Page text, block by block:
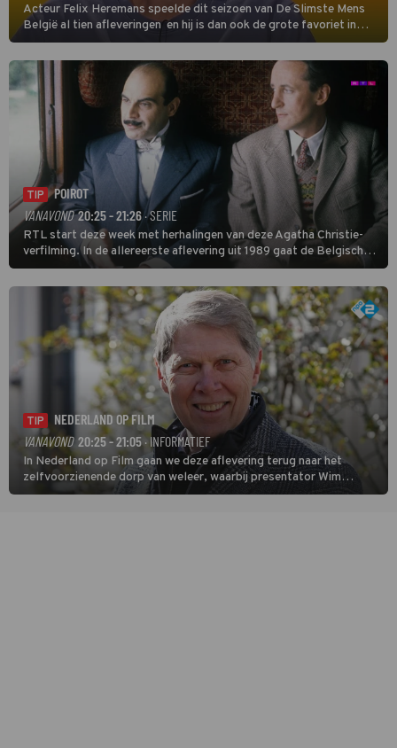
Acteur Felix Heremans speelde dit seizoen van De Slimste Mens
België al tien afleveringen en hij is dan ook de grote favoriet in
deze seizoensfinale. En er is Nederlandse inbreng, want komiek
Soundos El Ahmadi neemt plaats aan de jurytafel.
TIP
POIROT
VANAVOND 20:25 - 21:26 · SERIE
RTL start deze week met herhalingen van deze Agatha Christie-
verfilming. In de allereerste aflevering uit 1989 gaat de Belgische
speurder op zoek naar een vermiste kok. Poirot raakt al snel
verwikkeld in een moordzaak. (HH)
TIP
NEDERLAND OP FILM
VANAVOND 20:25 - 21:05· INFORMATIEF
In Nederland op Film gaan we deze aflevering terug naar het
zelfvoorzienende dorp van weleer, waarbij presentator Wim
Daniëls de kijkers meeneemt op reis door de tijd aan de hand van